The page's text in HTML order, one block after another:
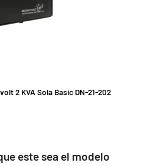
2 KVA Sola Basic DN-21-202
este sea el modelo